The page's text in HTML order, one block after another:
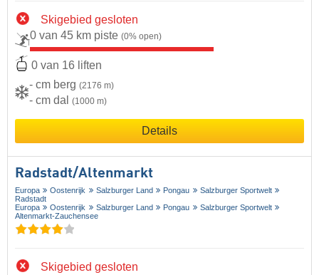
Skigebied gesloten
0 van 45 km piste (0% open)
0 van 16 liften
- cm berg (2176 m)
- cm dal (1000 m)
Details
Radstadt/​Altenmarkt
Europa Oostenrijk Salzburger Land Pongau
Salzburger Sportwelt
Radstadt
Europa
Oostenrijk Salzburger Land Pongau
Salzburger Sportwelt
Altenmarkt-Zauchensee
Skigebied gesloten